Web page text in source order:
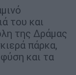
του και
της Δράμας
πάρκα,
και τα